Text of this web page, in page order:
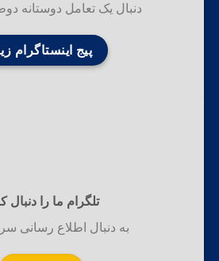
دنبال یک تعامل دوستانه
پیج اینستاگرام
تلگرام ما را دنبال
به دنبال اطلاع رسانی